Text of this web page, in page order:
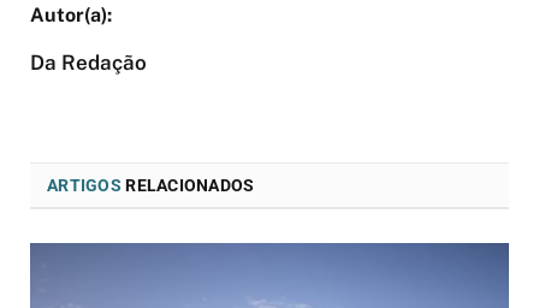
Da Redação
ARTIGOS RELACIONADOS